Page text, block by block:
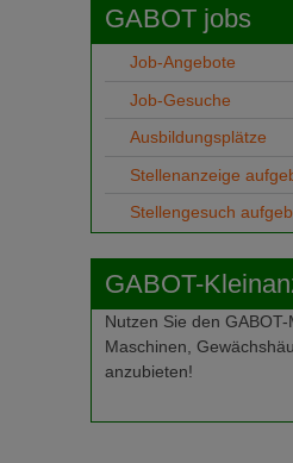
GABOT jobs
Job-Angebote
Job-Gesuche
Ausbildungsplätze
Stellenanzeige
Stellengesuch
GABOT-
Nutzen Sie den
Maschinen,
anzubieten!